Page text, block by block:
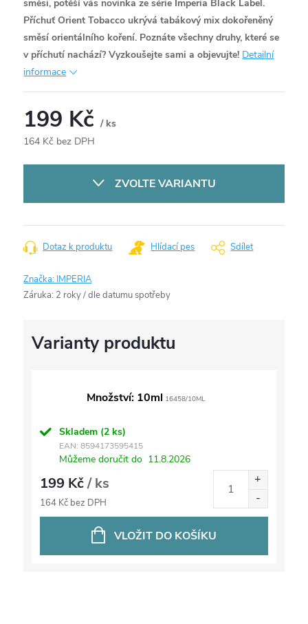
směsi, potěší vás novinka ze série Imperia Black Label.
Příchuť Orient Tobacco ukrývá tabákový mix dokořeněný
směsí orientálního koření. Poznáte všechny druhy, které se
v příchutí nachází? Vyzkoušejte sami a objevujte! Detailní
informace
199 Kč/ ks
164 Kč bez DPH
ZVOLTE VARIANTU
Dotaz k produktu Hlídací pes Sdílet
Značka: IMPERIA
Záruka: 2 roky / dle datumu spotřeby
Množství: 10ml 16458/10ML
Skladem (2 ks)
EAN: 8594173595415
Můžeme doručit do 11.8.2026
199 Kč/ ks
164 Kč bez DPH
VLOŽIT DO KOŠÍKU